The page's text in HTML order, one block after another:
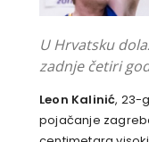
U Hrvatsku
zadnje četiri
Leon Kalinić, 23-
pojačanje